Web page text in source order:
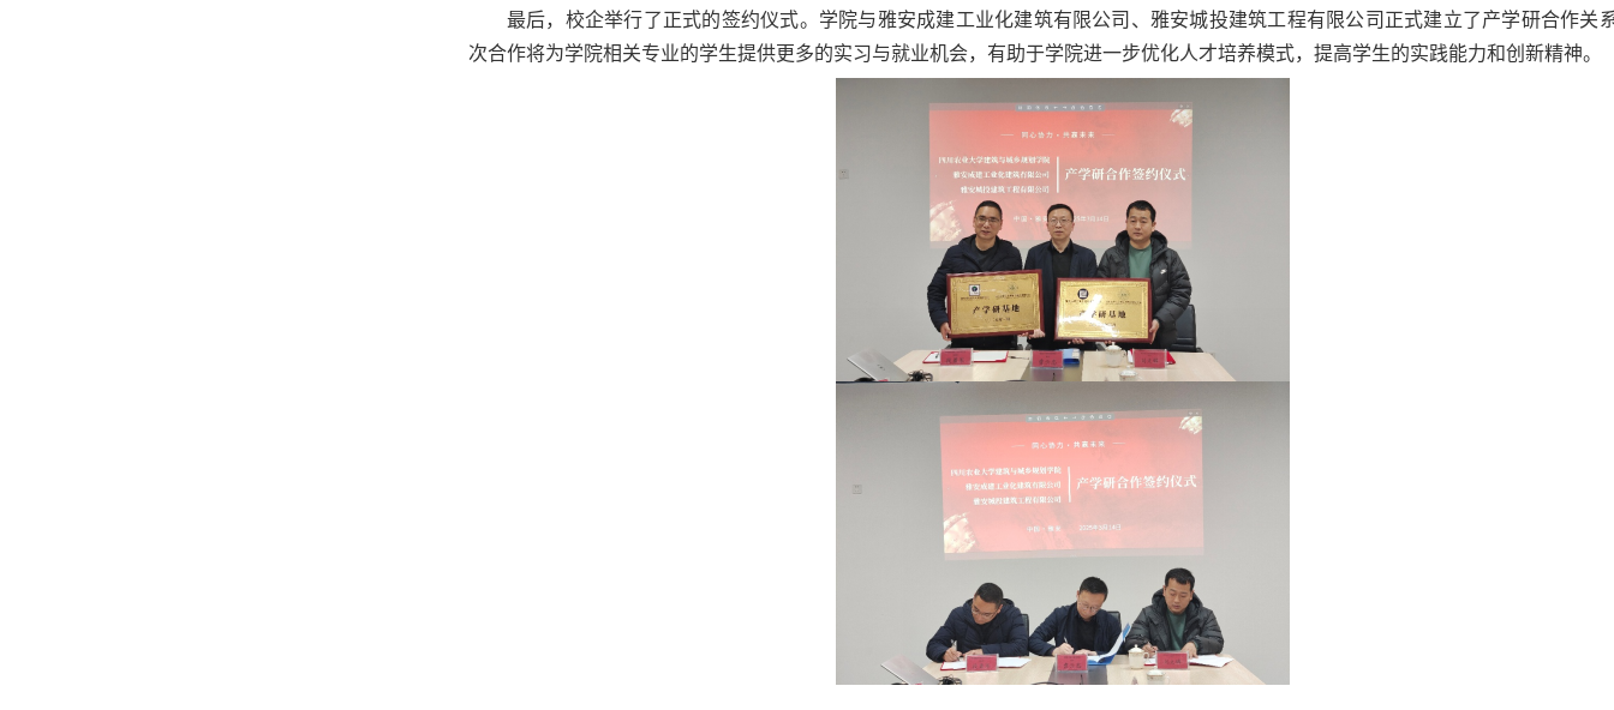
最后，校企举行了正式的签约仪式。学院与雅安成建工业化建筑有限公司、雅安城投建筑工程有限公司正式建立了产学研合作关
次合作将为学院相关专业的学生提供更多的实习与就业机会，有助于学院进一步优化人才培养模式，提高学生的实践能力和创新精神。